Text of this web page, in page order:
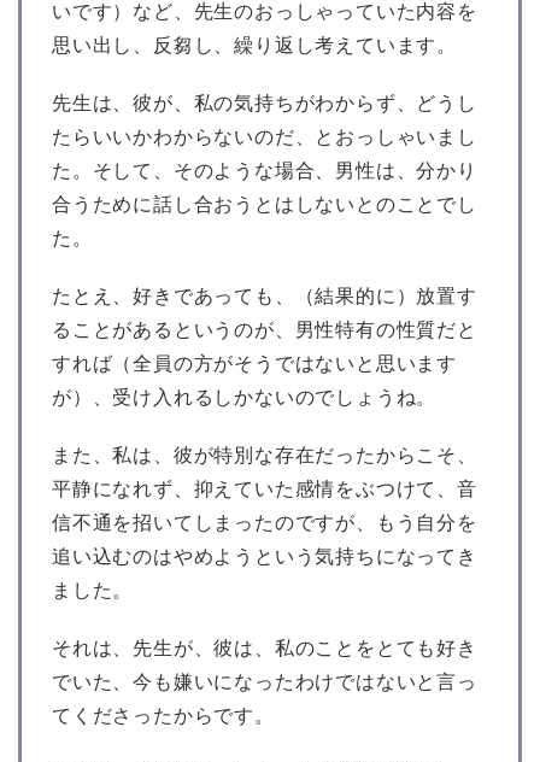
いです）など、先生のおっしゃっていた内容を
思い出し、反芻し、繰り返し考えています。
先生は、彼が、私の気持ちがわからず、どうし
たらいいかわからないのだ、とおっしゃいまし
た。そして、そのような場合、男性は、分かり
合うために話し合おうとはしないとのことでし
た。
たとえ、好きであっても、（結果的に）放置す
ることがあるというのが、男性特有の性質だと
すれば（全員の方がそうではないと思います
が）、受け入れるしかないのでしょうね。
また、私は、彼が特別な存在だったからこそ、
平静になれず、抑えていた感情をぶつけて、音
信不通を招いてしまったのですが、もう自分を
追い込むのはやめようという気持ちになってき
ました。
それは、先生が、彼は、私のことをとても好き
でいた、今も嫌いになったわけではないと言っ
てくださったからです。